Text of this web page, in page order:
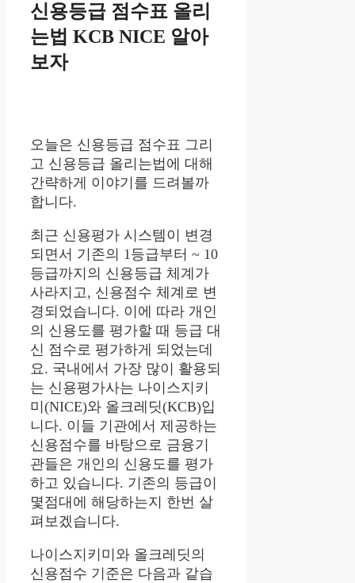
신용등급 점수표 올리
는법 KCB NICE 알아
보자
오늘은 신용등급 점수표 그리
고 신용등급 올리는법에 대해
간략하게 이야기를 드려볼까
합니다.
최근 신용평가 시스템이 변경
되면서 기존의 1등급부터 ~ 10
등급까지의 신용등급 체계가
사라지고, 신용점수 체계로 변
경되었습니다. 이에 따라 개인
의 신용도를 평가할 때 등급 대
신 점수로 평가하게 되었는데
요. 국내에서 가장 많이 활용되
는 신용평가사는 나이스지키
미(NICE)와 올크레딧(KCB)입
니다. 이들 기관에서 제공하는
신용점수를 바탕으로 금융기
관들은 개인의 신용도를 평가
하고 있습니다. 기존의 등급이
몇점대에 해당하는지 한번 살
펴보겠습니다.
나이스지키미와 올크레딧의
신용점수 기준은 다음과 같습